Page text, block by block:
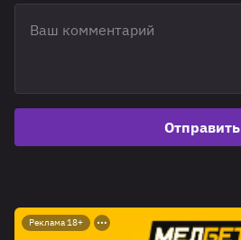
Отправить
Реклама 18+